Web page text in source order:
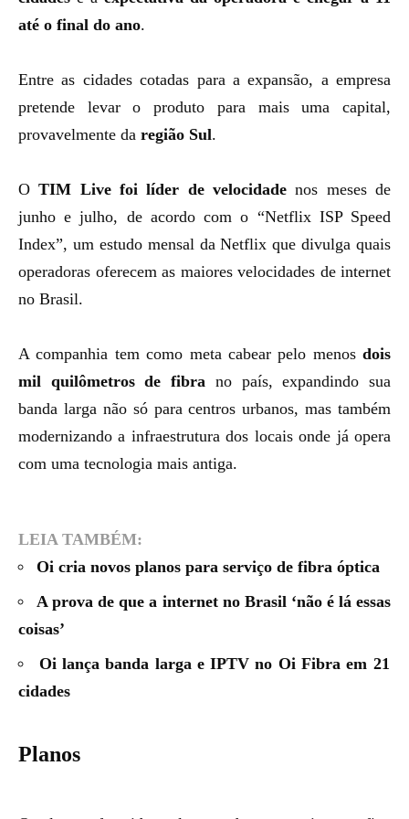
até o final do ano.
Entre as cidades cotadas para a expansão, a empresa
pretende levar o produto para mais uma capital,
provavelmente da região Sul.
OTIM Live foi líder de velocidade nos meses de
junho e julho, de acordo com o “Netflix ISP Speed
Index”, um estudo mensal da Netflix que divulga quais
operadoras oferecem as maiores velocidades de internet
no Brasil.
A companhia tem como meta cabear pelo menos dois
mil quilômetros de fibra no país, expandindo sua
banda larga não só para centros urbanos, mas também
modernizando a infraestrutura dos locais onde já opera
com uma tecnologia mais antiga.
LEIA TAMBÉM:
Oi cria novos planos para serviço de fibra óptica
A prova de que a internet no Brasil ‘não é lá essas
coisas’
Oi lança banda larga e IPTV no Oi Fibra em 21
cidades
Planos